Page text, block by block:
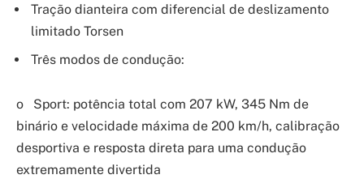
Tração dianteira com diferencial de deslizamento
limitado Torsen
Três modos de condução:
o Sport: potência total com 207 kW, 345 Nm de
binário e velocidade máxima de 200 km/h, calibração
desportiva e resposta direta para uma condução
extremamente divertida